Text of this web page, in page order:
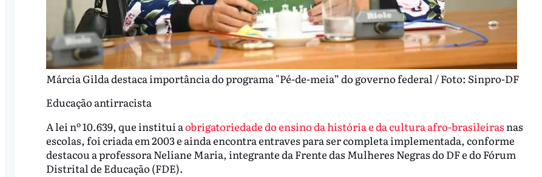
Márcia Gilda destaca importância do programa "Pé-de-meia” do governo federal / Foto: Sinpro-DF
Educação antirracista
A lei nº 10.639, que institui aobrigatoriedade do ensino da história e da cultura afro-brasileiras nas
escolas, foi criada em 2003 e ainda encontra entraves para ser completa implementada, conforme
destacou a professora Neliane Maria, integrante da Frente das Mulheres Negras do DF e do Fórum
Distrital de Educação (FDE).